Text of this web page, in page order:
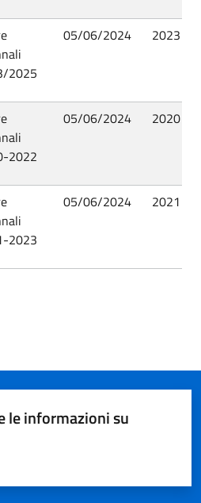
2025
05/06/2024 2023
2022
05/06/2024 2020
2023
05/06/2024 2021
le informazioni su